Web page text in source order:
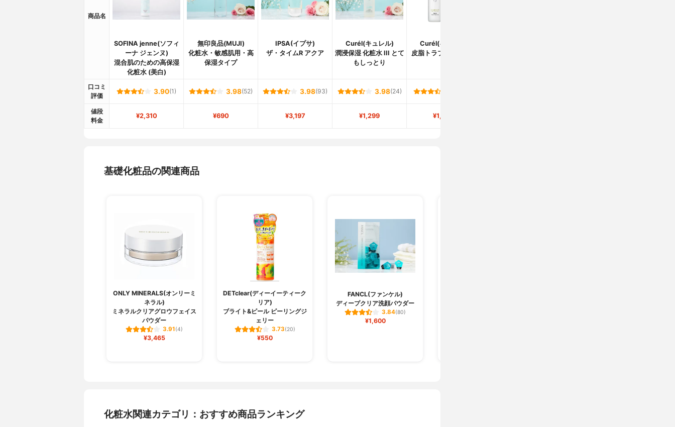
商品名
SOFINA jenne(ソフィ
ーナ ジェンヌ)
混合肌のための高保湿
化粧水 (美白)
無印良品(MUJI)
化粧水・敏感肌用・高
保湿タイプ
IPSA(イプサ)
ザ・タイムR アクア
Curél(キュレル)
潤浸保湿 化粧水 III とて
もしっとり
Curél(キュレル)
皮脂トラブルケア化粧
口コミ
評価
3.90(1) 3.98(52) 3.98(93) 3.98(24)
値段
料金
¥2,310 ¥690 ¥3,197 ¥1,299 ¥1,344
基礎化粧品の関連商品
ONLY MINERALS(オンリーミ
ネラル)
ミネラルクリアグロウフェイス
パウダー
3.91(4)
¥3,465
DETclear(ディーイーティーク
リア)
ブライト&ピール ピーリングジ
ェリー
3.73(20)
¥550
FANCL(ファンケル)
ディープクリア洗顔パウダー
3.84(80)
¥1,600
化粧水関連カテゴリ：おすすめ商品ランキング